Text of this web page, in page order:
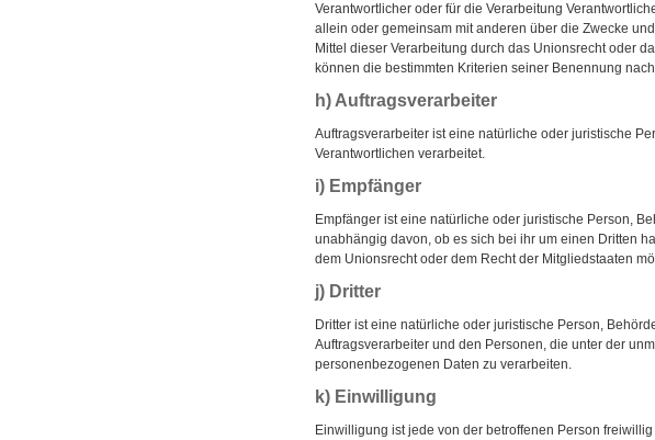
Verantwortlicher oder für die Verarbeitung
allein oder gemeinsam mit anderen über die Zwecke
Mittel dieser Verarbeitung durch das Unionsrecht oder
können die bestimmten Kriterien seiner Benennung
h) Auftragsverarbeiter
Auftragsverarbeiter ist eine natürliche oder juristische
Verantwortlichen verarbeitet.
i) Empfänger
Empfänger ist eine natürliche oder juristische Person,
unabhängig davon, ob es sich bei ihr um einen Dritten
dem Unionsrecht oder dem Recht der Mitgliedstaaten
j) Dritter
Dritter ist eine natürliche oder juristische Person,
Auftragsverarbeiter und den Personen, die unter der
personenbezogenen Daten zu verarbeiten.
k) Einwilligung
Einwilligung ist jede von der betroffenen Person